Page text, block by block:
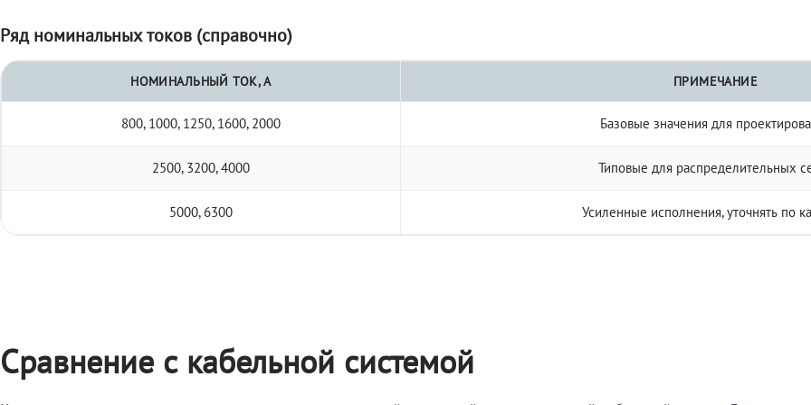
Ряд номинальных токов (справочно)
НОМИНАЛЬНЫЙ ТОК, А ПРИМЕЧАНИЕ
800, 1000, 1250, 1600, 2000 Базовые значения для
2500, 3200, 4000 Типовые для распределительных
5000, 6300 Усиленные исполнения, уточнять по
Сравнение с кабельной системой